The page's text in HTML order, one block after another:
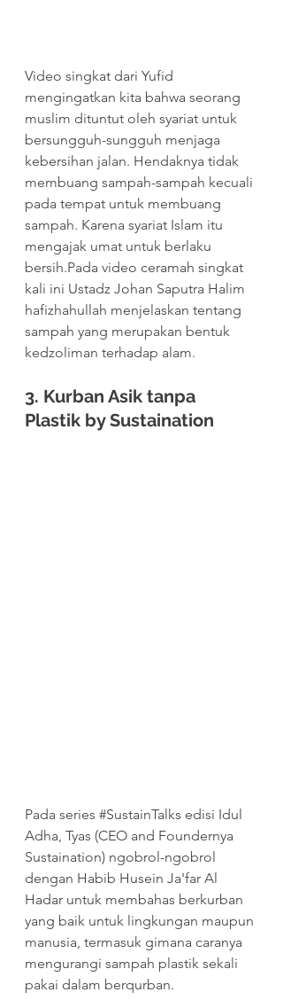
Video singkat dari Yufid
mengingatkan kita bahwa seorang
muslim dituntut oleh syariat untuk
bersungguh-sungguh menjaga
kebersihan jalan. Hendaknya tidak
membuang sampah-sampah kecuali
pada tempat untuk membuang
sampah. Karena syariat Islam itu
mengajak umat untuk berlaku
bersih.Pada video ceramah singkat
kali ini Ustadz Johan Saputra Halim
hafizhahullah menjelaskan tentang
sampah yang merupakan bentuk
kedzoliman terhadap alam.
3. Kurban Asik tanpa
Plastik by Sustaination
Pada series #SustainTalks edisi Idul
Adha, Tyas (CEO and Foundernya
Sustaination) ngobrol-ngobrol
dengan Habib Husein Ja'far Al
Hadar untuk membahas berkurban
yang baik untuk lingkungan maupun
manusia, termasuk gimana caranya
mengurangi sampah plastik sekali
pakai dalam berqurban.